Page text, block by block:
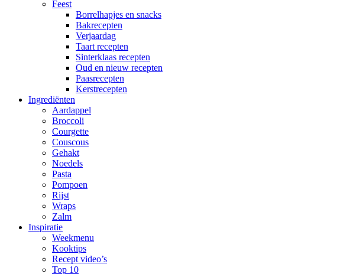
Feest
Borrelhapjes en snacks
Bakrecepten
Verjaardag
Taart recepten
Sinterklaas recepten
Oud en nieuw recepten
Paasrecepten
Kerstrecepten
Ingrediënten
Aardappel
Broccoli
Courgette
Couscous
Gehakt
Noedels
Pasta
Pompoen
Rijst
Wraps
Zalm
Inspiratie
Weekmenu
Kooktips
Recept video’s
Top 10